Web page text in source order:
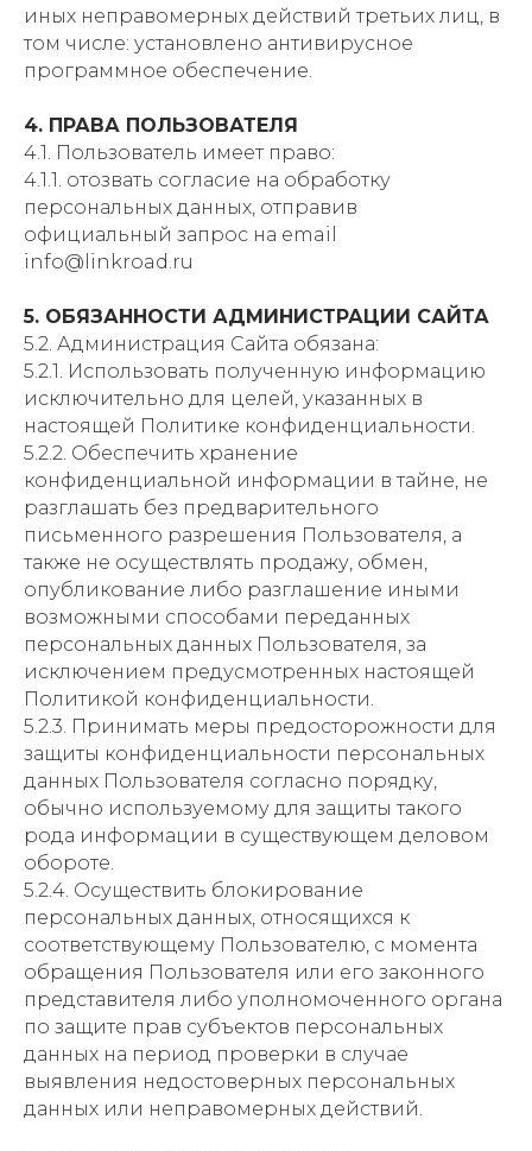
иных неправомерных действий третьих лиц, в
том числе: установлено антивирусное
программное обеспечение.
4. ПРАВА ПОЛЬЗОВАТЕЛЯ
4.1. Пользователь имеет право:
4.1.1. отозвать согласие на обработку
персональных данных, отправив
официальный запрос на email
info@linkroad.ru
5. ОБЯЗАННОСТИ АДМИНИСТРАЦИИ САЙТА
5.2. Администрация Сайта обязана:
5.2.1. Использовать полученную информацию
исключительно для целей, указанных в
настоящей Политике конфиденциальности.
5.2.2. Обеспечить хранение
конфиденциальной информации в тайне, не
разглашать без предварительного
письменного разрешения Пользователя, а
также не осуществлять продажу, обмен,
опубликование либо разглашение иными
возможными способами переданных
персональных данных Пользователя, за
исключением предусмотренных настоящей
Политикой конфиденциальности.
5.2.3. Принимать меры предосторожности для
защиты конфиденциальности персональных
данных Пользователя согласно порядку,
обычно используемому для защиты такого
рода информации в существующем деловом
обороте.
5.2.4. Осуществить блокирование
персональных данных, относящихся к
соответствующему Пользователю, с момента
обращения Пользователя или его законного
представителя либо уполномоченного органа
по защите прав субъектов персональных
данных на период проверки в случае
выявления недостоверных персональных
данных или неправомерных действий.